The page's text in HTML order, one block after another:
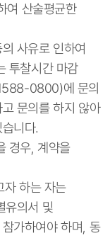
여 산술평균한
사유로 인하여
투찰시간 마감
0800)에 문의
문의를 하지 않아
니다.
경우, 계약을
자 하는 자는
유의서 및
가하여야 하며, 동